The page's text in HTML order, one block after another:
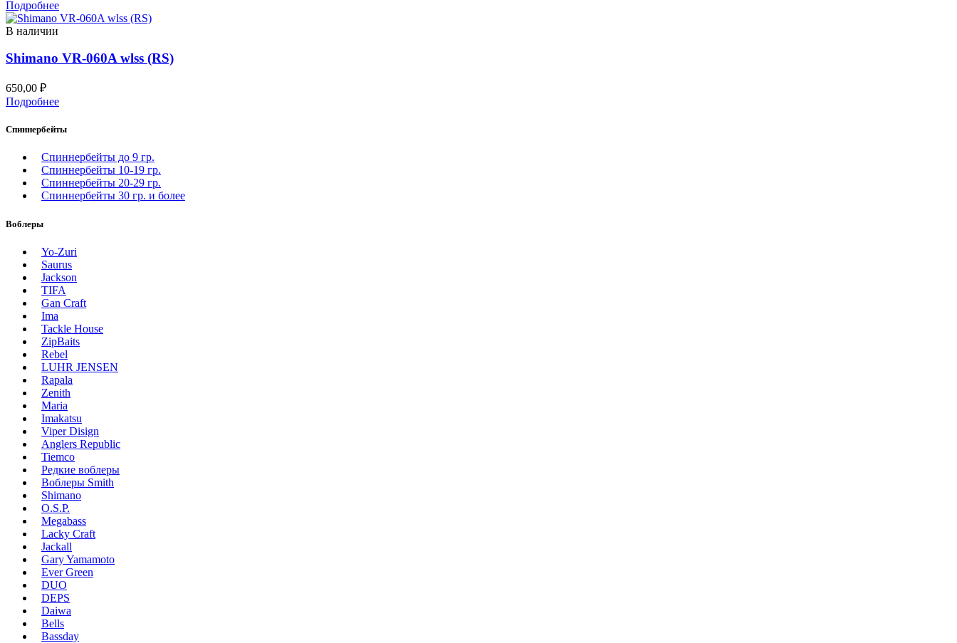
Подробнее
В наличии
Shimano VR-060A wlss (RS)
650,00 ₽
Подробнее
Спиннербейты
Спиннербейты до 9 гр.
Спиннербейты 10-19 гр.
Спиннербейты 20-29 гр.
Спиннербeйты 30 гр. и более
Воблеры
Yo-Zuri
Saurus
Jackson
TIFA
Gan Craft
Ima
Tackle House
ZipBaits
Rebel
LUHR JENSEN
Rapala
Zenith
Maria
Imakatsu
Viper Disign
Anglers Republic
Tiemco
Редкие воблеры
Воблеры Smith
Shimano
O.S.P.
Megabass
Lacky Craft
Jackall
Gary Yamamoto
Ever Green
DUO
DEPS
Daiwa
Bells
Bassday